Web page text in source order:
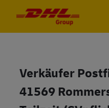
Verkäufer
41569